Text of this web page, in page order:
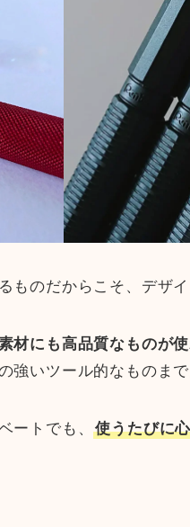
ものだからこそ、デザイ
材にも高品質なものが
強いツール的なものまで
ートでも、使うたびに